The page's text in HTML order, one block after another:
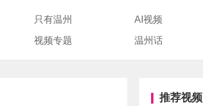
只有温州 AI视频
视频专题 温州话
推荐视频